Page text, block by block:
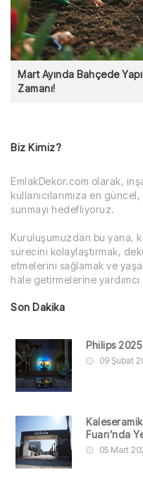
Mart Ayında Bahçede
Zamanı!
Biz Kimiz?
EmlakDekor.com olarak,
kullanıcılarımıza en
sunmayı hedefliyoruz.
Kuruluşumuzdan bu yana,
sürecini kolaylaştırmak,
etmelerini sağlamak ve
hale getirmelerine
Son Dakika
Philips
09 Şubat
Fuarı’nda
05 Mart